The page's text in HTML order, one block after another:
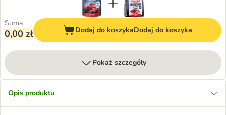
Suma
0,00 zł Dodaj do koszykaDodaj do koszyka
Pokaż szczegóły
Opis produktu